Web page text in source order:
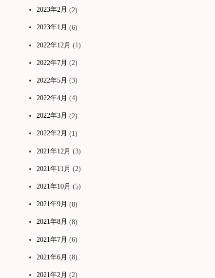
2023年2月 (2)
2023年1月 (6)
2022年12月 (1)
2022年7月 (2)
2022年5月 (3)
2022年4月 (4)
2022年3月 (2)
2022年2月 (1)
2021年12月 (3)
2021年11月 (2)
2021年10月 (5)
2021年9月 (8)
2021年8月 (8)
2021年7月 (6)
2021年6月 (8)
2021年2月 (2)